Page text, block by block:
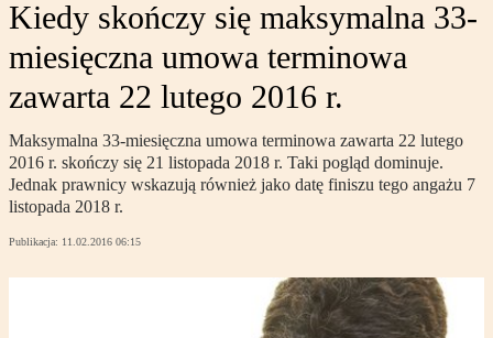
Kiedy skończy się maksymalna 33-
miesięczna umowa terminowa
zawarta 22 lutego 2016 r.
Maksymalna 33-miesięczna umowa terminowa zawarta 22 lutego
2016 r. skończy się 21 listopada 2018 r. Taki pogląd dominuje.
Jednak prawnicy wskazują również jako datę finiszu tego angażu 7
listopada 2018 r.
Publikacja: 11.02.2016 06:15